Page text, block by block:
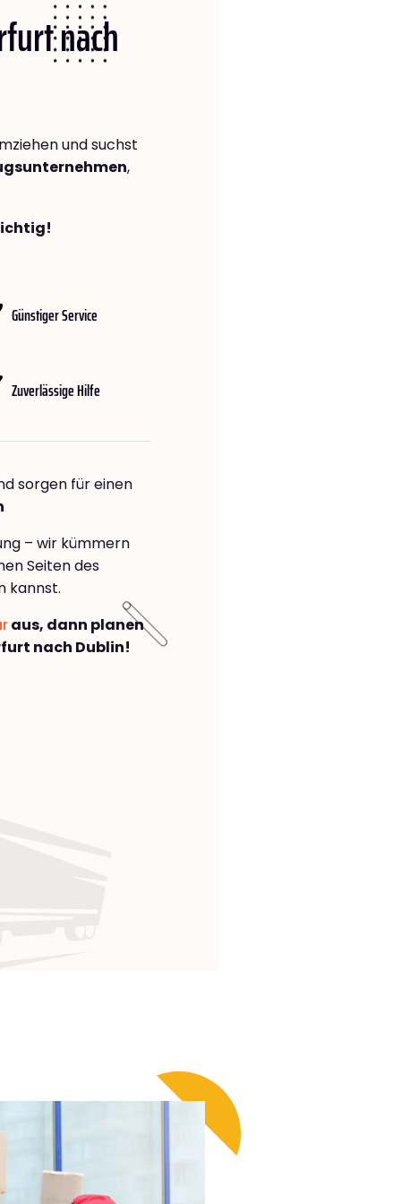
nach
und suchst
,
Günstiger Service
Zuverlässige Hilfe
sorgen für einen
– wir kümmern
Seiten des
kannst.
aus, dann planen
nach Dublin!